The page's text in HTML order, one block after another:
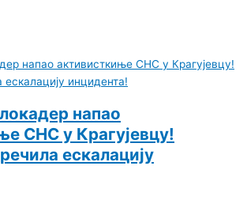
напао
СНС у Крагујевцу!
ескалацију